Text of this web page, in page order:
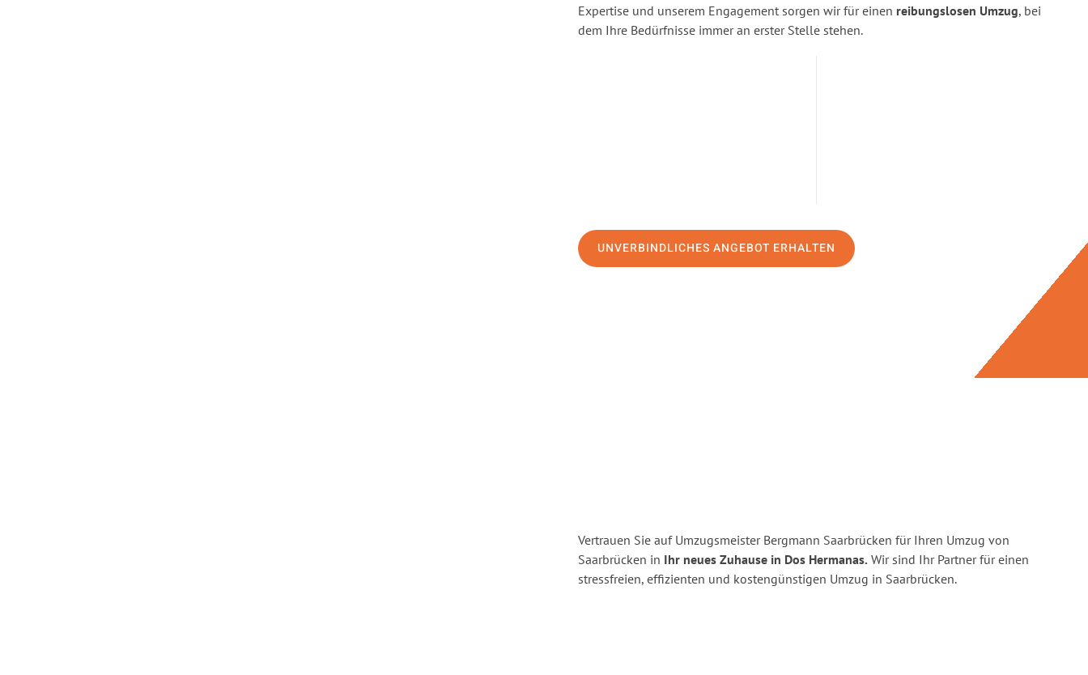
Expertise und unserem Engagement sorgen wir für einen reibungslosen Umzug, bei
dem Ihre Bedürfnisse immer an erster Stelle stehen.
UNVERBINDLICHES ANGEBOT ERHALTEN
Vertrauen Sie auf Umzugsmeister Bergmann Saarbrücken für Ihren Umzug von
Saarbrücken in Ihr neues Zuhause in Dos Hermanas. Wir sind Ihr Partner für einen
stressfreien, effizienten und kostengünstigen Umzug in Saarbrücken.